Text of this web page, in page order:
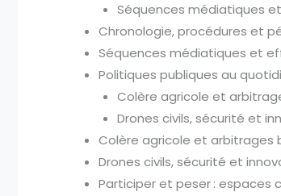
Séquences médiatiques
Chronologie, procédures et
Séquences médiatiques et
Politiques publiques au
Colère agricole et
Drones civils, sécurité et
Colère agricole et arbitrages
Drones civils, sécurité et
Participer et peser : espaces